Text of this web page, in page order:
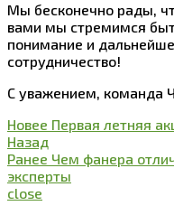
Мы бесконечно рады,
вами мы стремимся
понимание и
сотрудничество!
С уважением, команда
Новее Первая летняя
Назад
Ранее Чем фанера
эксперты
close